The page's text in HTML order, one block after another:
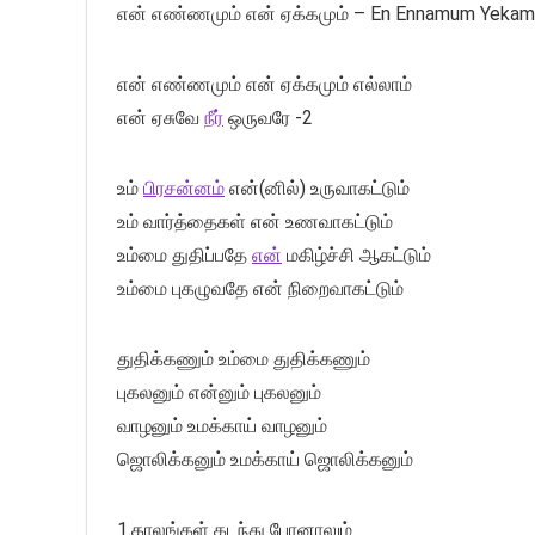
என் எண்ணமும் என் ஏக்கமும் – En Ennamum
என் எண்ணமும் என் ஏக்கமும் எல்லாம்
என் ஏசுவே நீர் ஒருவரே -2
உம் பிரசன்னம் என்(னில்) உருவாகட்டும்
உம் வார்த்தைகள் என் உணவாகட்டும்
உம்மை துதிப்பதே என் மகிழ்ச்சி ஆகட்டும்
உம்மை புகழுவதே என் நிறைவாகட்டும்
துதிக்கணும் உம்மை துதிக்கணும்
புகலனும் என்னும் புகலனும்
வாழனும் உமக்காய் வாழனும்
ஜொலிக்கனும் உமக்காய் ஜொலிக்கனும்
1.காலங்கள் கடந்து போனாலும்